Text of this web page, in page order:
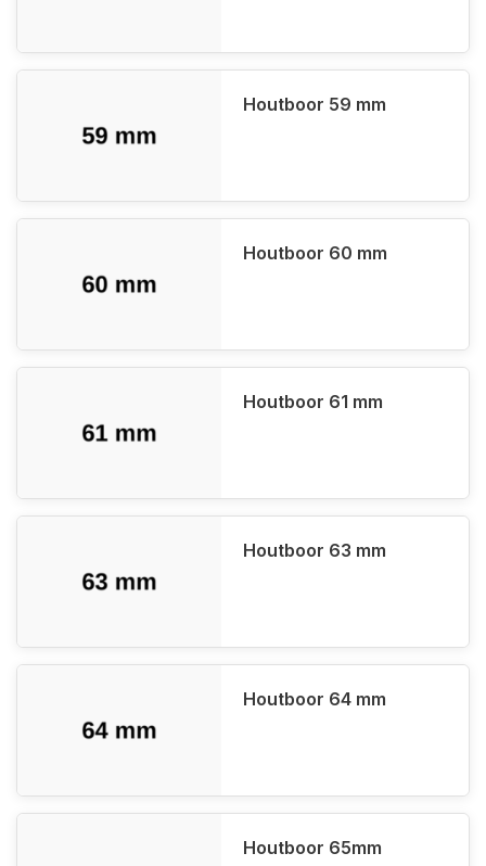
Houtboor 59 mm
Houtboor 60 mm
Houtboor 61 mm
Houtboor 63 mm
Houtboor 64 mm
Houtboor 65mm